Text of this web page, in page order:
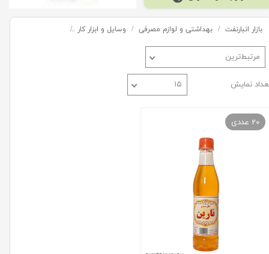
بازار انبارنفت بهداشتی و لوازم مصرفی وسایل و ابزار کار
مرتبط‌ترین
نمایش ۱۵
20 عددی